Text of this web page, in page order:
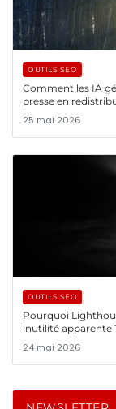
OUTILS SEO
Comment les IA
presse en
25 mai 2026
OUTILS SEO
Pourquoi
inutilité apparente
24 mai 2026